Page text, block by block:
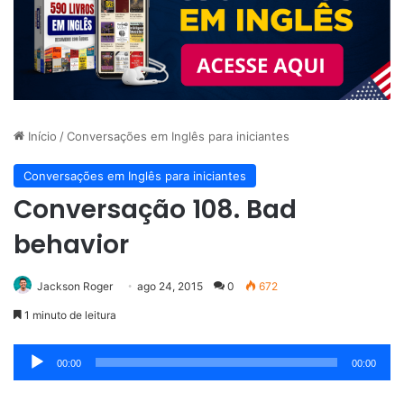
Início /Conversações em Inglês para iniciantes
Conversações em Inglês para iniciantes
Conversação 108. Bad
behavior
Jackson Roger ago 24, 2015 0 672
1 minuto de leitura
Tocador
de
00:00 00:00